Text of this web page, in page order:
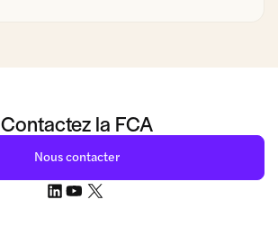
Contactez la FCA
Nous contacter